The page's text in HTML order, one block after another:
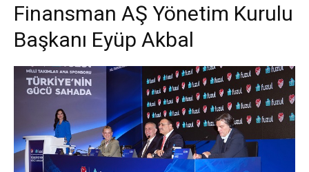
Finansman AŞ Yönetim Kurulu
Başkanı Eyüp Akbal